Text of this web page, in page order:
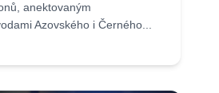
anektovaným
Azovského i Černého...